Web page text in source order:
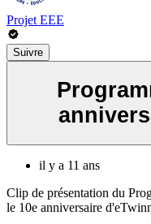
Projet EEE
Suivre
il y a 11 ans
Clip de présentation du
le 10e anniversaire